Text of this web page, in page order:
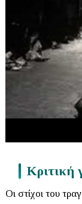
Κριτική
Οι στίχοι του